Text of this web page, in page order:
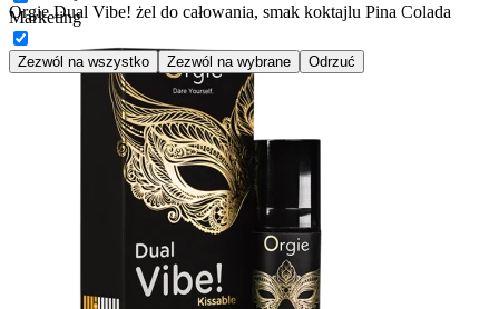
Marketing
Zezwól na wszystko Zezwól na wybrane Odrzuć
Orgie Dual Vibe! żel do całowania, smak koktajlu Pina Colada